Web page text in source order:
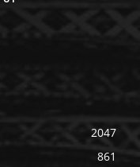
2047
861